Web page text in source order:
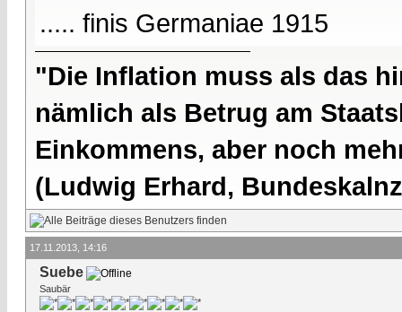
..... finis Germaniae 1915
"Die Inflation muss als das
nämlich als Betrug am
Einkommens, aber noch
(Ludwig Erhard,
17.11.2013, 14:16
Suebe
Saubär